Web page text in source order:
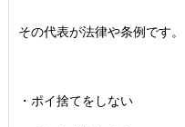
その代表が法律や条例です。
・ポイ捨てをしない